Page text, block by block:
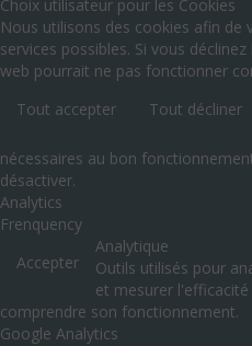
Choix utilisateur pour les Cookies
Nous utilisons des cookies afin de
services possibles. Si vous
web pourrait ne pas fonctionner
Tout accepter
Tout décliner
nécessaires au bon
désactiver.
Analytics
Frenquency
Accepter
Analytique
Outils utilisés pour
et mesurer
comprendre son fonctionnement.
Google Analytics